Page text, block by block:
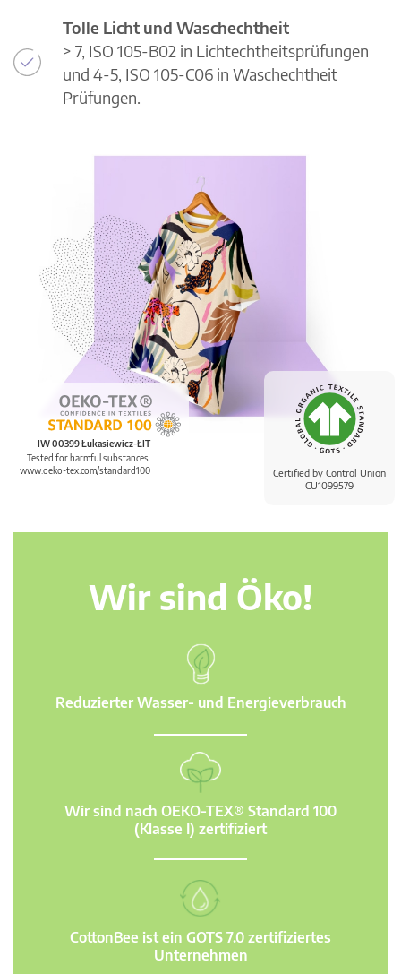
Certified by Control Union
CU1099579
IW 00399 Łukasiewicz-ŁIT
Tested for harmful substances.
www.oeko-tex.com/standard100
Tolle Licht und Waschechtheit
> 7, ISO 105-B02 in Lichtechtheitsprüfungen
und 4-5, ISO 105-C06 in Waschechtheit
Prüfungen.
Wir sind Öko!
Reduzierter Wasser- und Energieverbrauch
Wir sind nach OEKO-TEX® Standard 100
(Klasse I) zertifiziert
CottonBee ist ein GOTS 7.0 zertifiziertes
Unternehmen